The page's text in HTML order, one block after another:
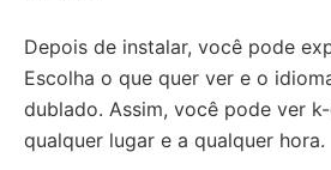
Depois de instalar, você pode
Escolha o que quer ver e o
dublado. Assim, você pode ver
qualquer lugar e a qualquer hora.